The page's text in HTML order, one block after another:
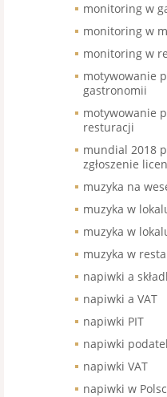
monitoring w
monitoring w
monitoring w
motywowanie
gastronomii
motywowanie
resturacji
mundial 2018
zgłoszenie
muzyka na
muzyka w
muzyka w
muzyka w
napiwki a
napiwki a VAT
napiwki PIT
napiwki
napiwki VAT
napiwki w